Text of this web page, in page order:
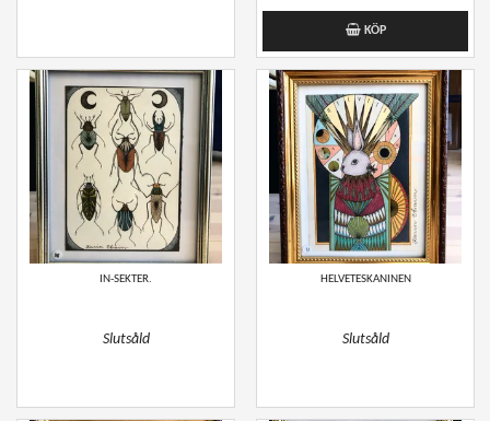
KÖP
IN-SEKTER.
Slutsåld
HELVETESKANINEN
Slutsåld